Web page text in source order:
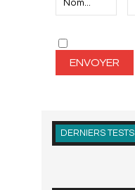
DERNIERS TESTS